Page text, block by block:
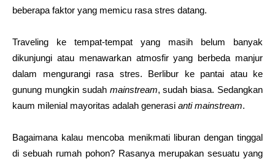
beberapa faktor yang memicu rasa stres datang.
Traveling ke tempat-tempat yang masih belum banyak
dikunjungi atau menawarkan atmosfir yang berbeda manjur
dalam mengurangi rasa stres. Berlibur ke pantai atau ke
gunung mungkin sudahmainstream, sudah biasa. Sedangkan
kaum milenial mayoritas adalah generasi anti mainstream.
Bagaimana kalau mencoba menikmati liburan dengan tinggal
di sebuah rumah pohon? Rasanya merupakan sesuatu yang